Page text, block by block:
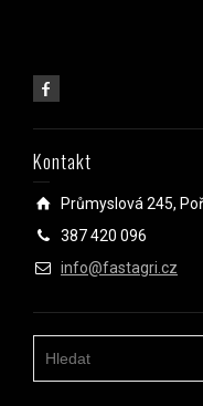
Kontakt
Průmyslová 245,
387 420 096
info@fastagri.cz